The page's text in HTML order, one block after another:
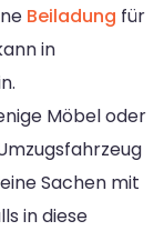
Beiladung für
in
Möbel oder
Sachen mit
in diese